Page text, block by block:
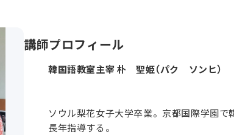
講師プロフィール
韓国語教室主宰 朴 聖姫（パク ソンヒ）
ソウル梨花女子大学卒業。京都国際学園で
長年指導する。